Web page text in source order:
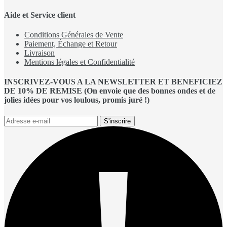
Aide et Service client
Conditions Générales de Vente
Paiement, Échange et Retour
Livraison
Mentions légales et Confidentialité
INSCRIVEZ-VOUS A LA NEWSLETTER ET BENEFICIEZ
DE 10% DE REMISE (On envoie que des bonnes ondes et de
jolies idées pour vos loulous, promis juré !)
S'inscrire